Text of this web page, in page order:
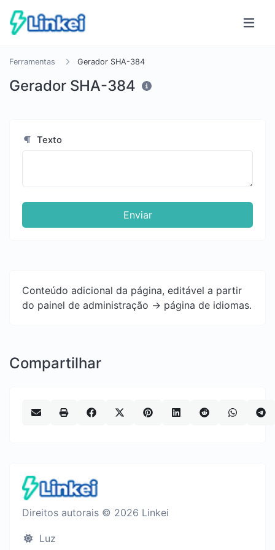
Ferramentas Gerador SHA-384
Gerador SHA-384
Texto
Enviar
Conteúdo adicional da página, editável a partir
do painel de administração -> página de idiomas.
Compartilhar
Direitos autorais © 2026 Linkei
Luz